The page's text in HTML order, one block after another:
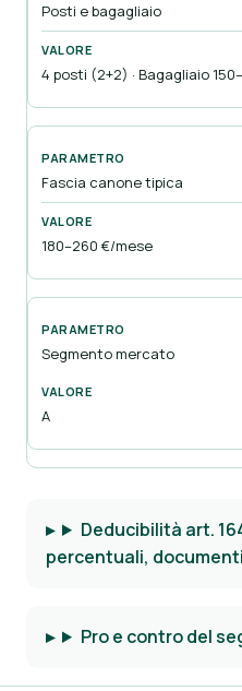
Posti e bagagliaio
4 posti (2+2) · Bagagliaio
Fascia canone tipica
180–260 €/mese
Segmento mercato
A
Deducibilità art.
percentuali, documenti
Pro e contro del